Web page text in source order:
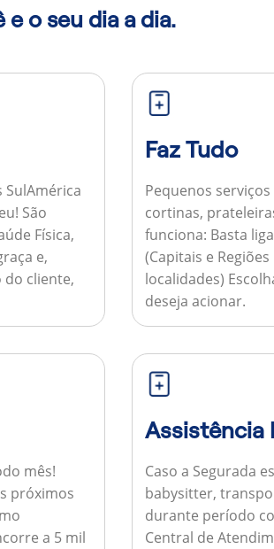
o seu dia a dia.
SulAmérica
São
Física,
e,
do cliente,
Faz Tudo
Pequenos
cortinas,
funciona: Basta
(Capitais e
localidades)
deseja acionar.
mês!
próximos
a 5 mil
Assistência
Caso a Segurada
babysitter,
durante período
Central de